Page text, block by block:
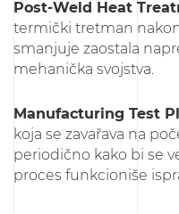
Post-Weld Heat
termički tretman
smanjuje zaostala
mehanička svojstva.
Manufacturing Test
koja se zavařava na
periodično kako bi se
proces funkcioniše